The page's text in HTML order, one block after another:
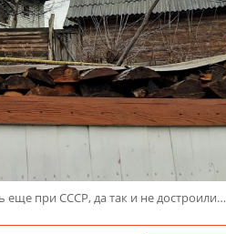
еще при СССР, да так и не достроили…